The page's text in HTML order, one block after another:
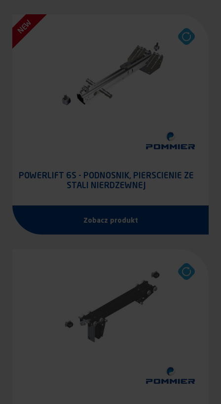
NEW
POWERLIFT 6S - PODNOSNIK, PIERSCIENIE ZE
STALI NIERDZEWNEJ
Zobacz produkt